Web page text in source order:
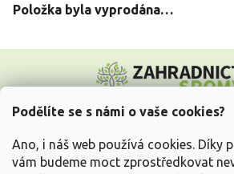
Podělíte se s námi o vaše cookies?
Ano, i náš web používá cookies. Díky
vám budeme moct zprostředkovat
Položka byla vyprodána…
p
Vše o nákupu